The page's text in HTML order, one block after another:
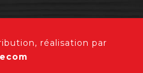
réalisation par